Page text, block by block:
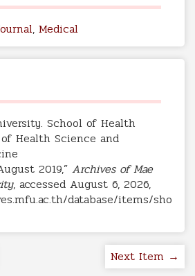
, Medical
School of Health
Health Science and
2019,” Archives of Mae
, accessed August 6, 2026,
database/items/sho
Next Item →